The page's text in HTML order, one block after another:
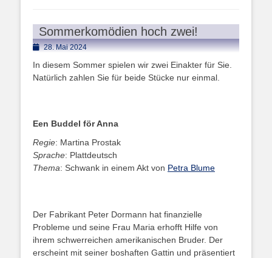
Sommerkomödien hoch zwei!
Posted28. Mai 2024
In diesem Sommer spielen wir zwei Einakter für Sie.
Natürlich zahlen Sie für beide Stücke nur einmal.
Een Buddel för Anna
Regie: Martina Prostak
Sprache: Plattdeutsch
Thema: Schwank in einem Akt von Petra Blume
Der Fabrikant Peter Dormann hat finanzielle
Probleme und seine Frau Maria erhofft Hilfe von
ihrem schwerreichen amerikanischen Bruder. Der
erscheint mit seiner boshaften Gattin und präsentiert